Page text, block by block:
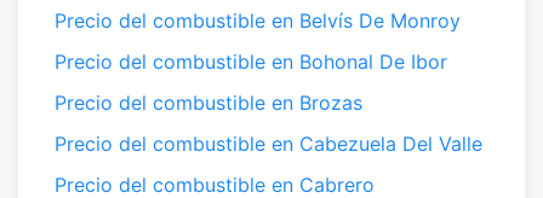
Precio del combustible en Belvís De Monroy
Precio del combustible en Bohonal De Ibor
Precio del combustible en Brozas
Precio del combustible en Cabezuela Del Valle
Precio del combustible en Cabrero